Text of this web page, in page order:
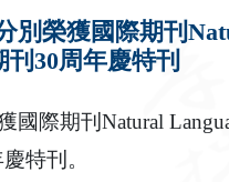
榮獲國際期刊
30周年慶特刊
際期刊Natural
特刊。